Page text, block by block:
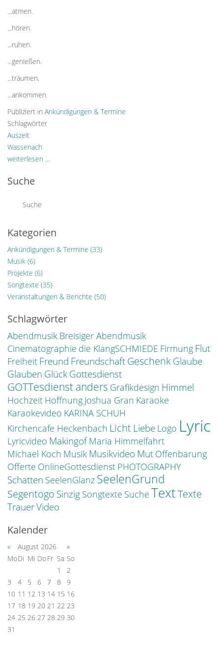
...atmen.
...hören.
...ruhen.
...genießen.
...träumen.
...ankommen.
Publiziert in Ankündigungen & Termine
Schlagwörter
Auszeit
Wassenach
weiterlesen ...
Suche
Kategorien
Ankündigungen & Termine (33)
Musik (6)
Projekte (6)
Songtexte (35)
Veranstaltungen & Berichte (50)
Schlagwörter
Abendmusik Breisiger Abendmusik
Cinematographie die KlangSCHMIEDE Firmung Flut
Freiheit Freund Freundschaft Geschenk Glaube
Glauben Glück Gottesdienst
GOTTesdienst anders Grafikdesign Himmel
Hochzeit Hoffnung Joshua Gran Karaoke
Karaokevideo KARINA SCHUH
Kirchencafe Heckenbach Licht Liebe Logo Lyric
Lyricvideo Makingof Maria Himmelfahrt
Michael Koch Musik Musikvideo Mut Offenbarung
Offerte OnlineGottesdienst PHOTOGRAPHY
Schatten SeelenGlanz SeelenGrund
Segentogo Sinzig Songtexte Suche TextTexte
TrauerVideo
Kalender
« August 2026
»
MoDi Mi DoFr Sa So
1
2
3
4 5 6 7 8
9
10 11 12 13 14 15 16
17 18 19 20 21 22 23
24 25 26 27 28 29 30
31